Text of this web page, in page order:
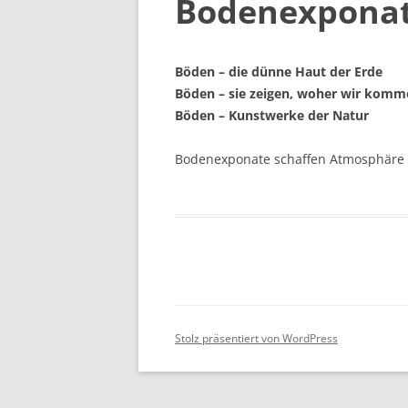
Böden – die dünne Haut der Erde
Böden – sie zeigen, woher wir
Böden – Kunstwerke der Natur
Bodenexponate schaffen
Stolz präsentiert von WordPress